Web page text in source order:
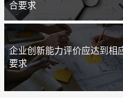
合要求
企业创新能力评价应达到相
要求